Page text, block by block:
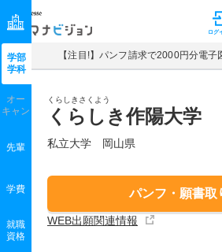
マナビジョン ログ
【注目!】パンフ請求で2000円分電子
くらしきさくよう
くらしき作陽大学
私立大学 岡山県
パンフ・願書取
WEB出願関連情報
学部
学科
オー
キャン
先輩
学費
就職
資格